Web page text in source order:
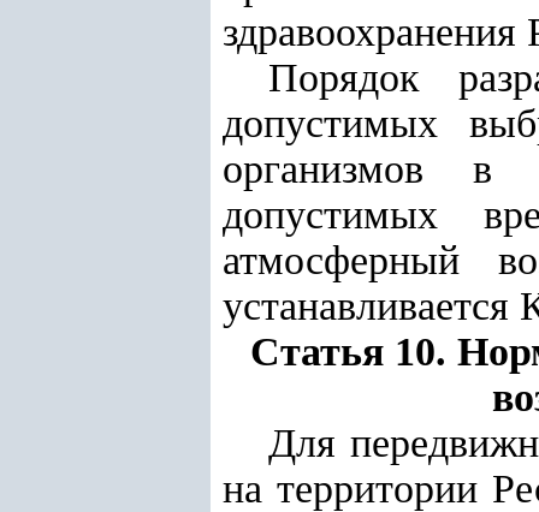
здравоохранения
Порядок
допустимых
организмов в
допустимых
атмосферный
Статья 10.
Для
на территории